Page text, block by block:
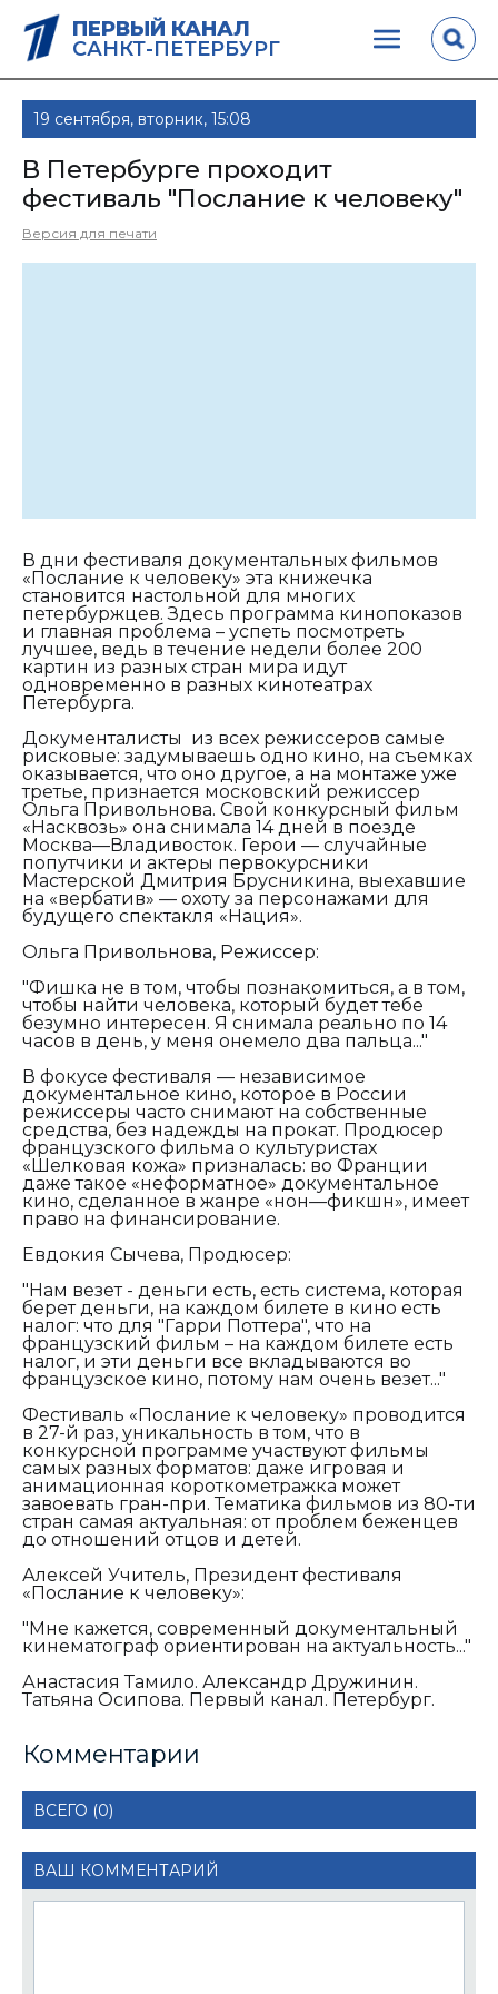
ПЕРВЫЙ КАНАЛ
САНКТ-ПЕТЕРБУРГ
19 сентября, вторник, 15:08
В Петербурге проходит
фестиваль "Послание к человеку"
Версия для печати
В дни фестиваля документальных фильмов
«Послание к человеку» эта книжечка
становится настольной для многих
петербуржцев. Здесь программа кинопоказов
и главная проблема – успеть посмотреть
лучшее, ведь в течение недели более 200
картин из разных стран мира идут
одновременно в разных кинотеатрах
Петербурга.
Документалисты из всех режиссеров самые
рисковые: задумываешь одно кино, на съемках
оказывается, что оно другое, а на монтаже уже
третье, признается московский режиссер
Ольга Привольнова. Свой конкурсный фильм
«Насквозь» она снимала 14 дней в поезде
Москва—Владивосток. Герои — случайные
попутчики и актеры первокурсники
Мастерской Дмитрия Брусникина, выехавшие
на «вербатив» — охоту за персонажами для
будущего спектакля «Нация».
Ольга Привольнова, Режиссер:
"Фишка не в том, чтобы познакомиться, а в том,
чтобы найти человека, который будет тебе
безумно интересен. Я снимала реально по 14
часов в день, у меня онемело два пальца..."
В фокусе фестиваля — независимое
документальное кино, которое в России
режиссеры часто снимают на собственные
средства, без надежды на прокат. Продюсер
французского фильма о культуристах
«Шелковая кожа» призналась: во Франции
даже такое «неформатное» документальное
кино, сделанное в жанре «нон—фикшн», имеет
право на финансирование.
Евдокия Сычева, Продюсер:
"Нам везет - деньги есть, есть система, которая
берет деньги, на каждом билете в кино есть
налог: что для "Гарри Поттера", что на
французский фильм – на каждом билете есть
налог, и эти деньги все вкладываются во
французское кино, потому нам очень везет..."
Фестиваль «Послание к человеку» проводится
в 27-й раз, уникальность в том, что в
конкурсной программе участвуют фильмы
самых разных форматов: даже игровая и
анимационная короткометражка может
завоевать гран-при. Тематика фильмов из 80-ти
стран самая актуальная: от проблем беженцев
до отношений отцов и детей.
Алексей Учитель, Президент фестиваля
«Послание к человеку»:
"Мне кажется, современный документальный
кинематограф ориентирован на актуальность..."
Анастасия Тамило. Александр Дружинин.
Татьяна Осипова. Первый канал. Петербург.
Комментарии
ВСЕГО (0)
ВАШ КОММЕНТАРИЙ